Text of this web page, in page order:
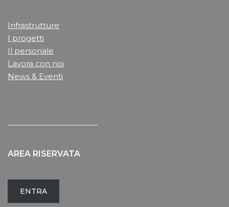
Infrastrutture
I progetti
Il personale
Lavora con noi
News & Eventi
AREA RISERVATA
ENTRA